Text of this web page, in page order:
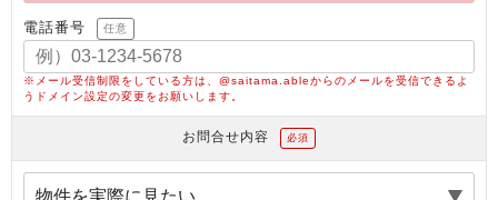
電話番号 任意
※メール受信制限をしている方は、@saitama.ableからのメールを受信できるよ
うドメイン設定の変更をお願いします。
お問合せ内容 必須